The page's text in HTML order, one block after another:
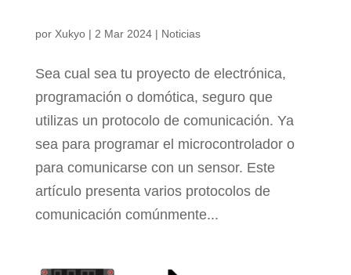
por Xukyo| 2 Mar 2024| Noticias
Sea cual sea tu proyecto de electrónica,
programación o domótica, seguro que
utilizas un protocolo de comunicación. Ya
sea para programar el microcontrolador o
para comunicarse con un sensor. Este
artículo presenta varios protocolos de
comunicación comúnmente...